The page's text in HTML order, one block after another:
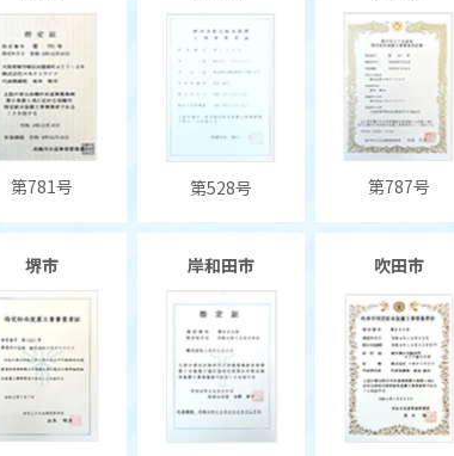
第781号 第528号 第787号
堺市 岸和田市 吹田市